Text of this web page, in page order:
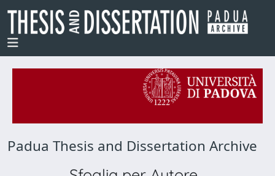
Padua Thesis and Dissertation Archive